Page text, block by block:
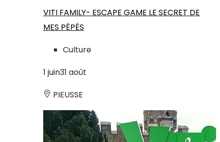
VITI FAMILY- ESCAPE GAME LE SECRET DE
MES PÉPÉS
Culture
1 juin31 août
PIEUSSE